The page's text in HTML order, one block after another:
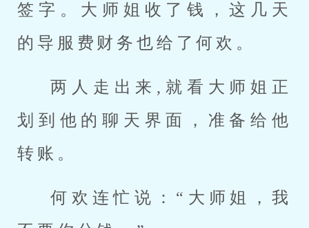
签字。大师姐收了钱，这几天
的导服费财务也给了何欢。
两人走出来,就看大师姐正
划到他的聊天界面，准备给他
转账。
何欢连忙说：“大师姐，我